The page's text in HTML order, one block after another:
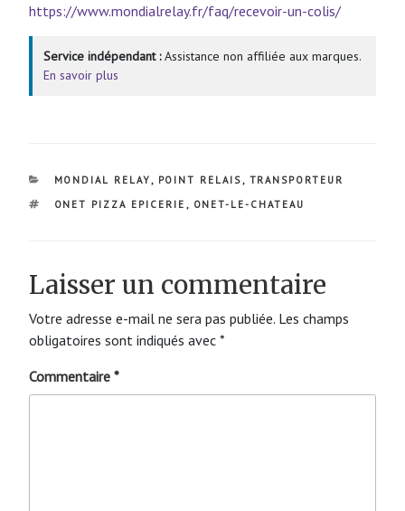
https://www.mondialrelay.fr/faq/recevoir-un-colis/
Service indépendant :Assistance non affiliée aux marques.
En savoir plus
CATÉGORIES
MONDIAL RELAY , POINT RELAIS , TRANSPORTEUR
ÉTIQUETTES
ONET PIZZA EPICERIE , ONET-LE-CHATEAU
Laisser un commentaire
Votre adresse e-mail ne sera pas publiée. Les champs
obligatoires sont indiqués avec *
Commentaire *